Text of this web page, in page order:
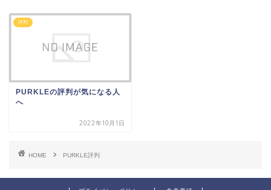
評判
PURKLEの評判が気になる人
へ
2022年10月1日
HOME PURKLE評判